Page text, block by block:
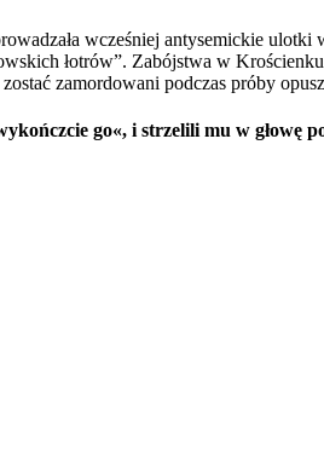
wcześniej antysemickie
łotrów”. Zabójstwa w
zamordowani podczas próby
go«, i strzelili mu w głowę